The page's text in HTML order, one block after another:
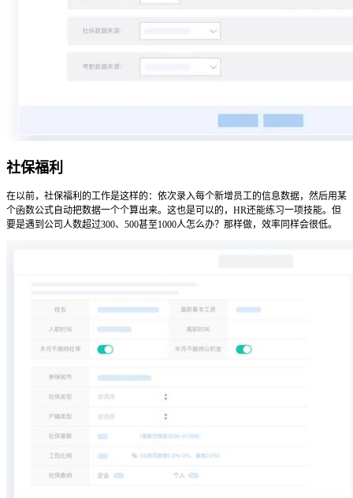
社保福利
在以前，社保福利的工作是这样的：依次录入每个新增员工的信息数据，然后用某
个函数公式自动把数据一个个算出来。这也是可以的，HR还能练习一项技能。但
要是遇到公司人数超过300、500甚至1000人怎么办？那样做，效率同样会很低。